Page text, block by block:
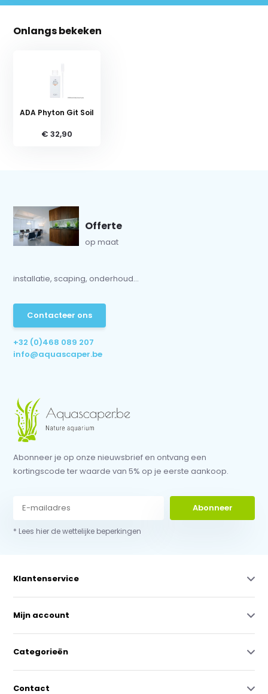
Onlangs bekeken
ADA Phyton Git Soil
€ 32,90
Offerte
op maat
installatie, scaping, onderhoud...
Contacteer ons
+32 (0)468 089 207
info@aquascaper.be
Abonneer je op onze nieuwsbrief en ontvang een
kortingscode ter waarde van 5% op je eerste aankoop.
Abonneer
* Lees hier de wettelijke beperkingen
Klantenservice
Mijn account
Categorieën
Contact